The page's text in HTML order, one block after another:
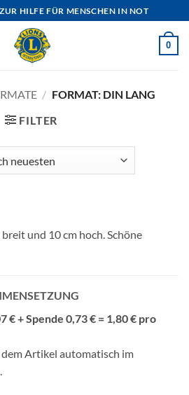
HILFE FÜR MENSCHEN IN NOT
0
/ FORMAT: DIN LANG
FILTER
und 10 cm hoch. Schöne
+ Spende 0,73 € = 1,80 € pro
Artikel automatisch im